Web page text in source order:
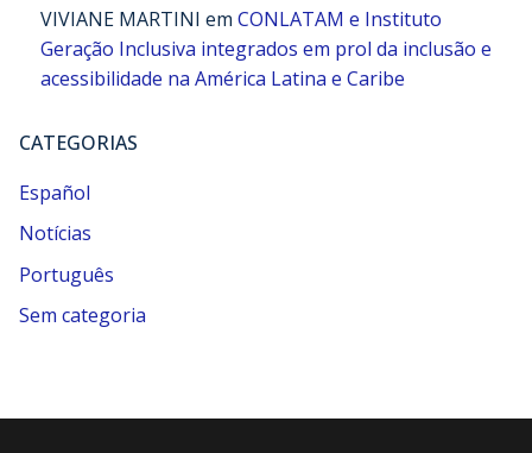
VIVIANE MARTINI em CONLATAM e Instituto
Geração Inclusiva integrados em prol da inclusão e
acessibilidade na América Latina e Caribe
CATEGORIAS
Español
Notícias
Português
Sem categoria